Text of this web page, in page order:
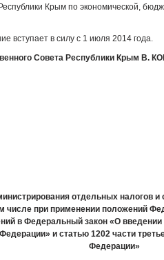
Крым по экономической,
вступает в силу с 1 июля 2014 года.
Совета Республики Крым В.
отдельных налогов
числе при применении положений
в Федеральный закон «О введении
и статью 1202 части
Федерации»